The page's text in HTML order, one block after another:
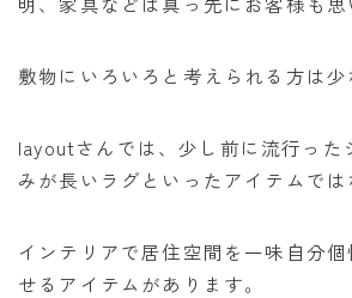
敷物にいろいろと考えられる方は少
layoutさんでは、少し前に流行った
みが長いラグといったアイテムでは
インテリアで居住空間を一味自分
せるアイテムがあります。